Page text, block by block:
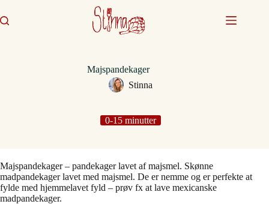
til
indhold
Majspandekager
Stinna
0-15 minutter
Majspandekager – pandekager lavet af majsmel. Skønne
madpandekager lavet med majsmel. De er nemme og er perfekte at
fylde med hjemmelavet fyld – prøv fx at lave mexicanske
madpandekager.